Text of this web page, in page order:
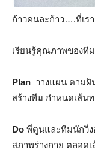
ก้าวคนละก้าว….ที่เร
เรียนรู้คุณภาพของทีม
Plan วางแผน ตามฝั
สร้างทีม กำหนดเส้น
Do พี่ตูนและทีมนักวิ่ง
สภาพร่างกาย ตลอด